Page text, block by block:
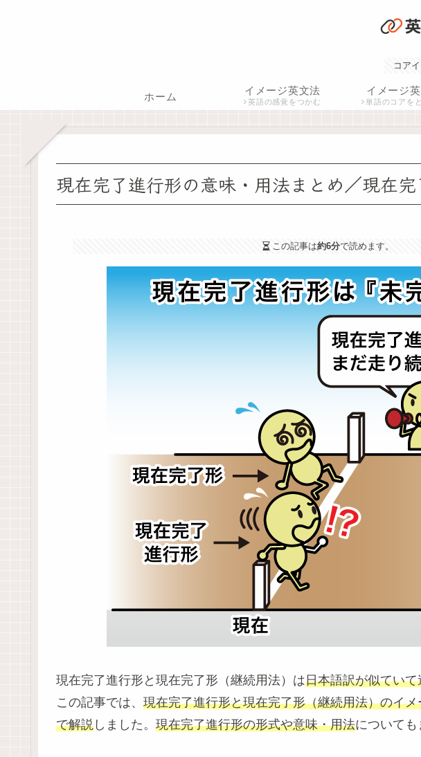
コア
ホーム イメージ英文法
英語の感覚をつかむ
イメージ
単語のコアを
現在完了進行形の意味・用法まとめ／現在
この記事は約6分で読めます。
現在完了進行形と現在完了形（継続用法）は日本語訳が似てい
この記事では、 現在完了進行形と現在完了形（継続用法）のイメ
で解説 しました。 現在完了進行形の形式や意味・用法についても